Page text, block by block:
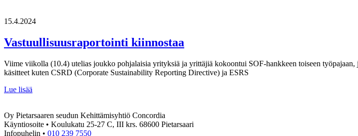
15.4.2024
Vastuullisuusraportointi kiinnostaa
Viime viikolla (10.4) utelias joukko pohjalaisia yrityksiä ja yrittäjiä kokoontui SOF-hankkeen toiseen
käsitteet kuten CSRD (Corporate Sustainability Reporting Directive) ja ESRS
Lue lisää
Oy Pietarsaaren seudun Kehittämisyhtiö Concordia
Käyntiosoite • Koulukatu 25-27 C, III krs. 68600 Pietarsaari
Infopuhelin • 010 239 7550